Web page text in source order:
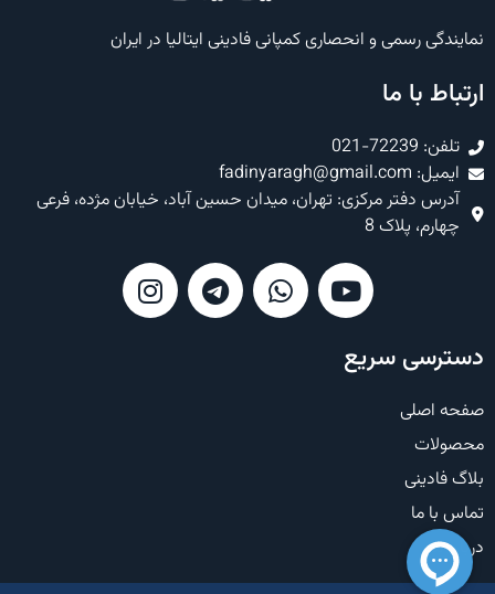
نمایندگی رسمی و انحصاری کمپانی فادینی ایتالیا در ایران
ارتباط با ما
تلفن: 72239-021
ایمیل: fadinyaragh@gmail.com
آدرس دفتر مرکزی: تهران، میدان حسین آباد، خیابان مژده، فرعی
چهارم، پلاک 8
دسترسی سریع
صفحه اصلی
محصولات
بلاگ فادینی
تماس با ما
درباره ما